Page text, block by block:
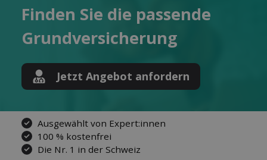
Finden Sie die pas­sende
Grund­versicherung
Jetzt Angebot anfordern
Ausgewählt von Expert:innen
100 % kostenfrei
Die Nr. 1 in der Schweiz